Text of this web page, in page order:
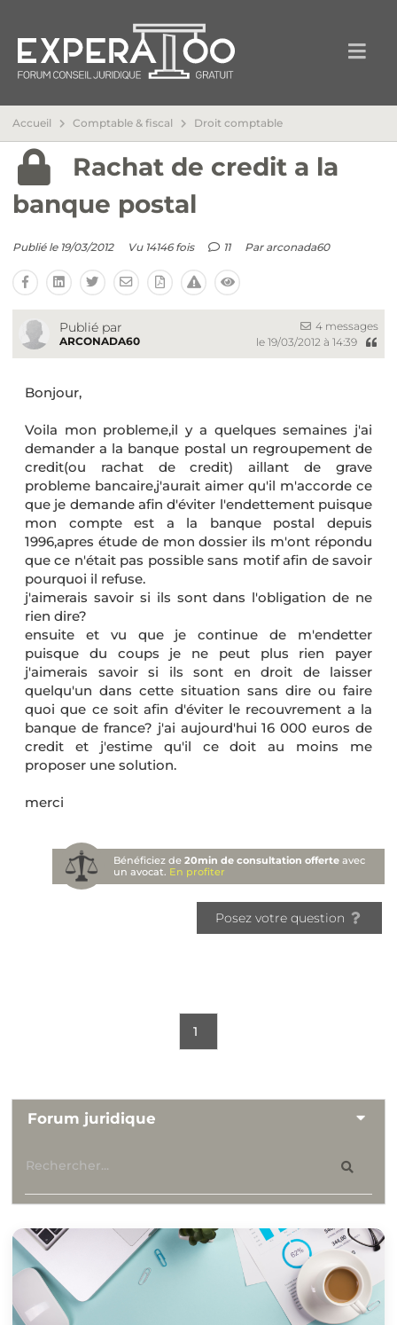
Accueil Comptable & fiscal Droit comptable
Rachat de credit a la
banque postal
Publié le 19/03/2012 Vu 14146 fois 11 Par arconada60
Publié par
ARCONADA60
4 messages
le 19/03/2012 à 14:39
Bonjour,
Voila mon probleme,il y a quelques semaines j'ai
demander a la banque postal un regroupement de
credit(ou rachat de credit) aillant de grave
probleme bancaire,j'aurait aimer qu'il m'accorde ce
que je demande afin d'éviter l'endettement puisque
mon compte est a la banque postal depuis
1996,apres étude de mon dossier ils m'ont répondu
que ce n'était pas possible sans motif afin de savoir
pourquoi il refuse.
j'aimerais savoir si ils sont dans l'obligation de ne
rien dire?
ensuite et vu que je continue de m'endetter
puisque du coups je ne peut plus rien payer
j'aimerais savoir si ils sont en droit de laisser
quelqu'un dans cette situation sans dire ou faire
quoi que ce soit afin d'éviter le recouvrement a la
banque de france? j'ai aujourd'hui 16 000 euros de
credit et j'estime qu'il ce doit au moins me
proposer une solution.
merci
Bénéficiez de20min de consultation offerte avec
un avocat. En profiter
Posez votre question
1
Forum juridique